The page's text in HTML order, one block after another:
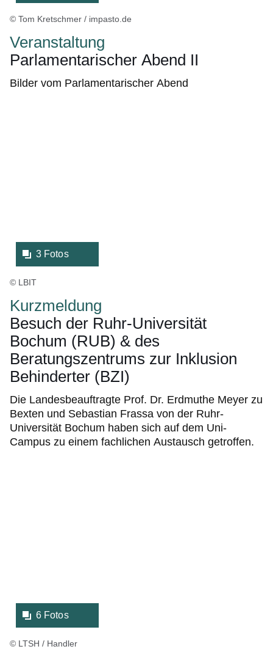
© Tom Kretschmer / impasto.de
Veranstaltung
Parlamentarischer Abend II
Bilder vom Parlamentarischer Abend
3 Fotos
© LBIT
Kurzmeldung
Besuch der Ruhr-Universität
Bochum (RUB) & des
Beratungszentrums zur Inklusion
Behinderter (BZI)
Die Landesbeauftragte Prof. Dr. Erdmuthe Meyer zu
Bexten und Sebastian Frassa von der Ruhr-
Universität Bochum haben sich auf dem Uni-
Campus zu einem fachlichen Austausch getroffen.
6 Fotos
© LTSH / Handler